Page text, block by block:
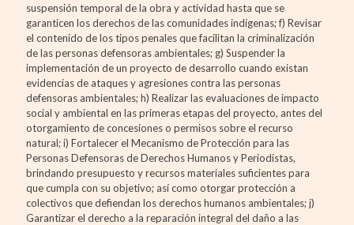
suspensión temporal de la obra y actividad hasta que se
garanticen los derechos de las comunidades indígenas; f) Revisar
el contenido de los tipos penales que facilitan la criminalización
de las personas defensoras ambientales; g) Suspender la
implementación de un proyecto de desarrollo cuando existan
evidencias de ataques y agresiones contra las personas
defensoras ambientales; h) Realizar las evaluaciones de impacto
social y ambiental en las primeras etapas del proyecto, antes del
otorgamiento de concesiones o permisos sobre el recurso
natural; i) Fortalecer el Mecanismo de Protección para las
Personas Defensoras de Derechos Humanos y Periodistas,
brindando presupuesto y recursos materiales suficientes para
que cumpla con su objetivo; así como otorgar protección a
colectivos que defiendan los derechos humanos ambientales; j)
Garantizar el derecho a la reparación integral del daño a las